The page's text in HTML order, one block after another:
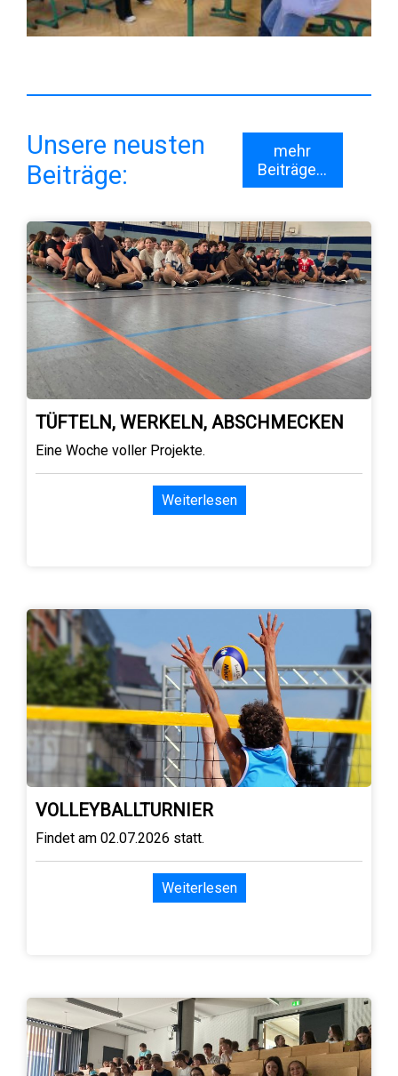
Unsere neusten
Beiträge:
mehr
Beiträge...
TÜFTELN, WERKELN, ABSCHMECKEN
Eine Woche voller Projekte.
Weiterlesen
VOLLEYBALLTURNIER
Findet am 02.07.2026 statt.
Weiterlesen